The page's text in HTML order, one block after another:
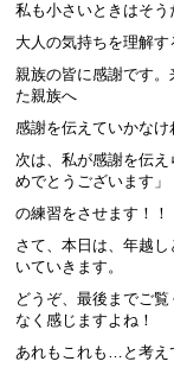
私も小さいときはそ
大人の気持ちを理解す
親族の皆に感謝です
た親族へ
感謝を伝えていかなけ
次は、私が感謝を伝
めでとうございます」
の練習をさせます！！
さて、本日は、年越
いていきます。
どうぞ、最後までご
なく感じますよね！
あれもこれも…と考え